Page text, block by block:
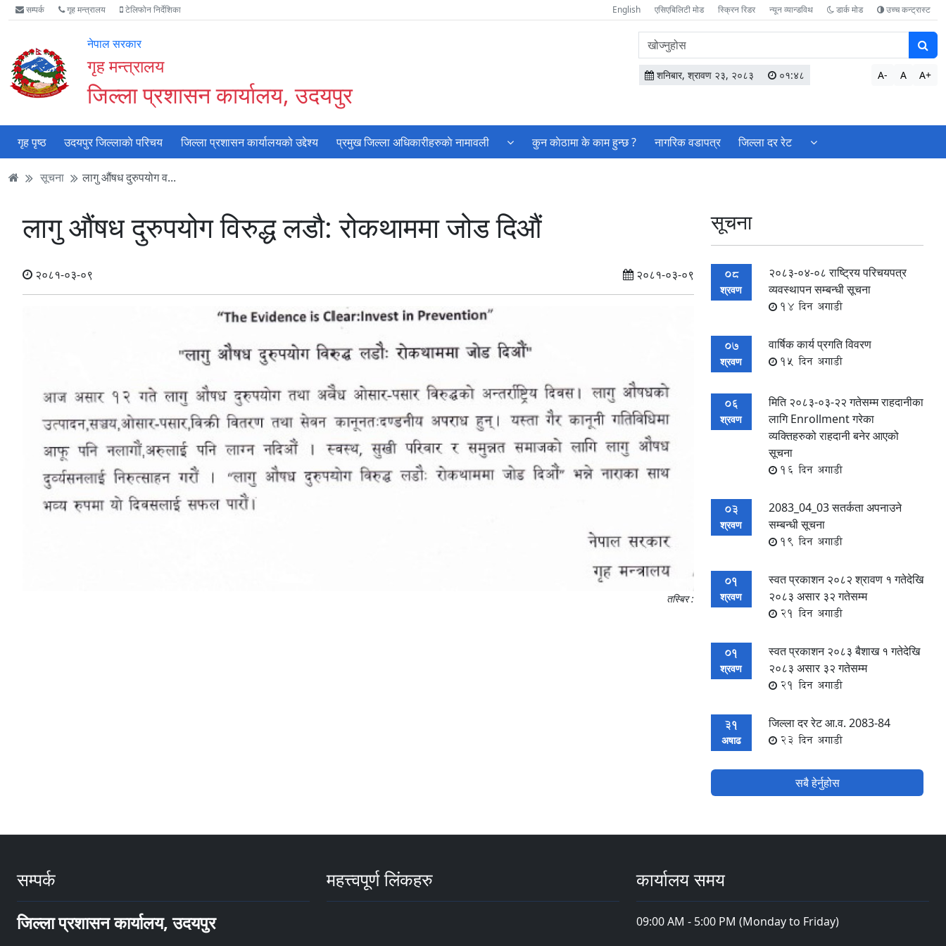
Accessibility
Mode
गर्नुहोस्
मुख्य
सामाग्री
मुख्य
नेभिगेसन
वेबसाइट
खोजमा
सम्पर्क गृह मन्त्रालय टेलिफोन निर्देशिका English एसिएबिलिटी मोड स्क्रिन रिडर न्यून व्यान्डविथ डार्क मोड उच्च कन्ट्रास्ट
नेपाल सरकार
गृह मन्त्रालय
जिल्ला प्रशासन कार्यालय, उदयपुर
वेबसाइटमा
सामग्री
खोज्नुहोस
शनिबार, श्रावण २३, २०८३ ०१:४८ A- A A+
गृह पृष्ठ उदयपुर जिल्लाकाे परिचय जिल्ला प्रशासन कार्यालयको उद्देश्य प्रमुख जिल्ला अधिकारीहरुकाे नामावली कुन काेठामा के काम हुन्छ ? नागरिक वडापत्र जिल्ला दर रेट
सूचना लागु औंषध दुरुपयोग व...
लागु औंषध दुरुपयोग विरुद्ध लडौ: रोकथाममा जोड दिऔं
२०८१-०३-०९ २०८१-०३-०९
तस्बिर :
सूचना
08
श्रवण
२०८३-०४-०८ राष्ट्रिय परिचयपत्र
व्यवस्थापन सम्बन्धी सूचना
14 दिन अगाडी
07
श्रवण
वार्षिक कार्य प्रगति विवरण
15 दिन अगाडी
06
श्रवण
मिति २०८३-०३-२२ गतेसम्म राहदानीका
लागि Enrollment गरेका
व्यक्तिहरुको राहदानी बनेर आएको
सूचना
16 दिन अगाडी
03
श्रवण
2083_04_03 सतर्कता अपनाउने
सम्बन्धी सूचना
19 दिन अगाडी
01
श्रवण
स्वत प्रकाशन २०८२ श्रावण १ गतेदेखि
२०८३ असार ३२ गतेसम्म
21 दिन अगाडी
01
श्रवण
स्वत प्रकाशन २०८३ बैशाख १ गतेदेखि
२०८३ असार ३२ गतेसम्म
21 दिन अगाडी
31
अषाढ
जिल्ला दर रेट आ.व. 2083-84
23 दिन अगाडी
सबै हेर्नुहोस
सम्पर्क
जिल्ला प्रशासन कार्यालय, उदयपुर
महत्त्वपूर्ण लिंकहरु कार्यालय समय
09:00 AM - 5:00 PM (Monday to Friday)